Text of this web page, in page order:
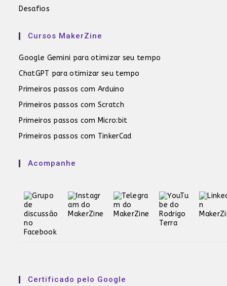
Desafios
Cursos MakerZine
Google Gemini para otimizar seu tempo
ChatGPT para otimizar seu tempo
Primeiros passos com Arduino
Primeiros passos com Scratch
Primeiros passos com Micro:bit
Primeiros passos com TinkerCad
Acompanhe
Certificado pelo Google